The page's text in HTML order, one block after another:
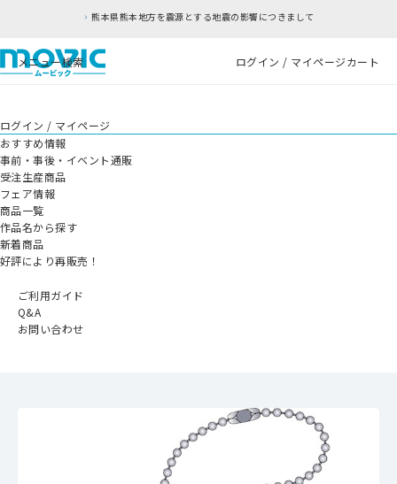
熊本県熊本地方を震源とする地震の影響につきまして
メニュー検索 ログイン / マイページカート
ログイン / マイページ
おすすめ情報
事前・事後・イベント通販
受注生産商品
フェア情報
商品一覧
作品名から探す
新着商品
好評により再販売！
ご利用ガイド
Q&A
お問い合わせ